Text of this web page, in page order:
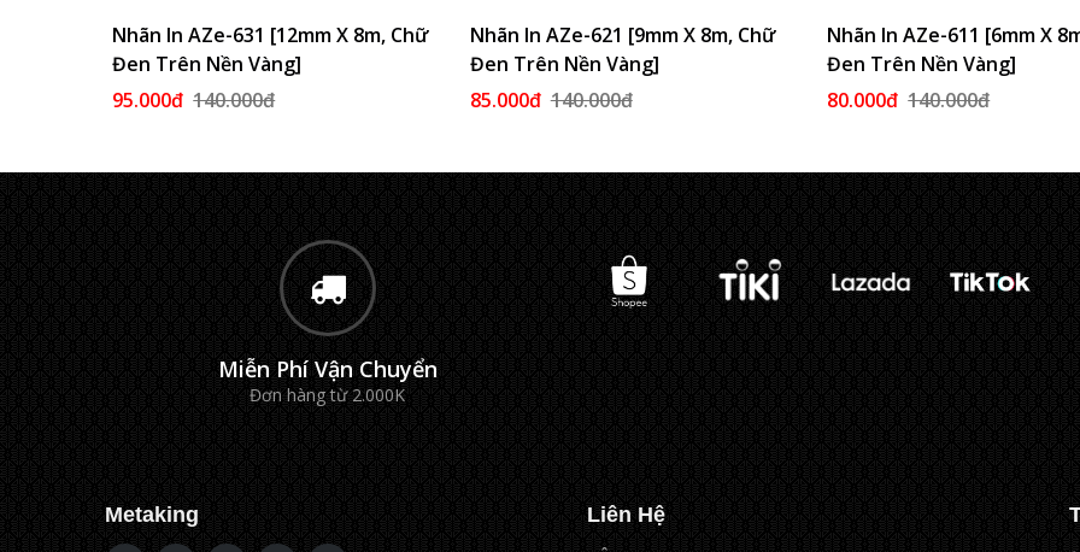
Thêm Vào Giỏ
Nhãn In AZe-631 [12mm X 8m, Chữ
Đen Trên Nền Vàng]
95.000đ 140.000đ
Thêm Vào Giỏ
Nhãn In AZe-621 [9mm X 8m, Chữ
Đen Trên Nền Vàng]
85.000đ 140.000đ
Thêm
Nhãn In AZe-611 [6mm X
Đen Trên Nền Vàng]
80.000đ 140.000đ
Miễn Phí Vận Chuyển
Đơn hàng từ 2.000K
Metaking Liên Hệ